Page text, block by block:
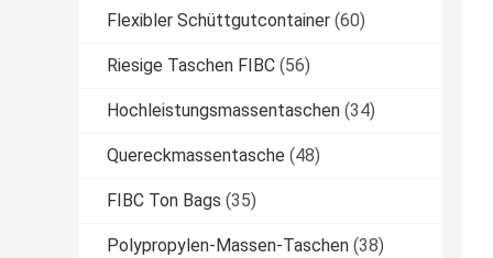
Flexibler Schüttgutcontainer (60)
Riesige Taschen FIBC (56)
Hochleistungsmassentaschen (34)
Quereckmassentasche (48)
FIBC Ton Bags (35)
Polypropylen-Massen-Taschen (38)